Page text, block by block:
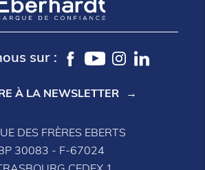
sur :
À LA NEWSLETTER
DES FRÈRES EBERTS
30083 - F-67024